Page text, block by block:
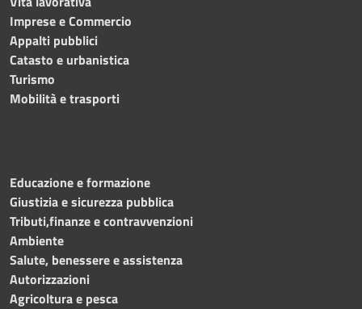
Imprese e Commercio
Appalti pubblici
Catasto e urbanistica
Turismo
Mobilità e trasporti
Educazione e formazione
Giustizia e sicurezza pubblica
Tributi,finanze e contravvenzioni
Ambiente
Salute, benessere e assistenza
Autorizzazioni
Agricoltura e pesca